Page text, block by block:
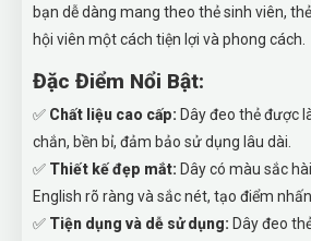
bạn dễ dàng mang theo thẻ sinh viên,
hội viên một cách tiện lợi và phong cách.
Đặc Điểm Nổi Bật:
✅ Chất liệu cao cấp: Dây đeo thẻ được
chắn, bền bỉ, đảm bảo sử dụng lâu dài.
✅ Thiết kế đẹp mắt: Dây có màu sắc
English rõ ràng và sắc nét, tạo điểm
✅ Tiện dụng và dễ sử dụng: Dây đeo